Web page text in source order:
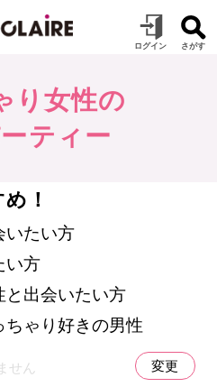
り女性の
ティー
！
いたい方
い方
と出会いたい方
ゃり好きの男性
せん 変更